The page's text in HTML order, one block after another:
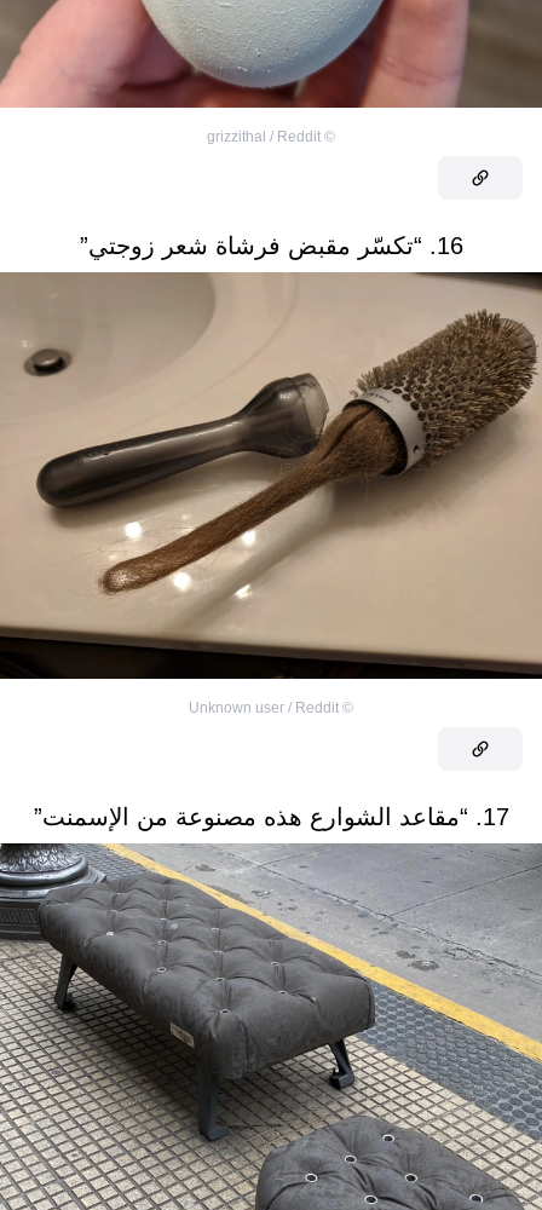
©
grizzithal / Reddit
16. “تكسّر مقبض فرشاة شعر زوجتي”
©
Unknown user / Reddit
17. “مقاعد الشوارع هذه مصنوعة من الإسمنت”